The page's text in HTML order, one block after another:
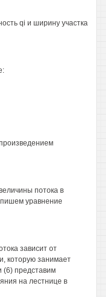
qi и ширину участка
потока в
уравнение
зависит от
которую занимает
(6) представим
на лестнице в